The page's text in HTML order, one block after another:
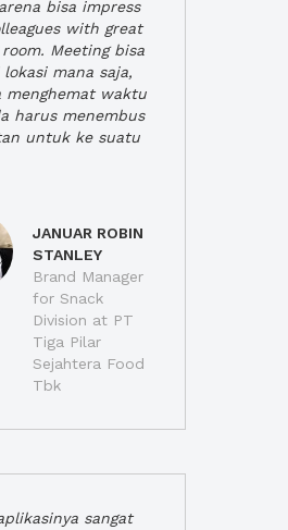
bisa impress
with great
Meeting bisa
mana saja,
menghemat waktu
harus menembus
untuk ke suatu
JANUAR ROBIN
STANLEY
Brand Manager
for Snack
Division at PT
Tiga Pilar
Sejahtera Food
Tbk
sangat